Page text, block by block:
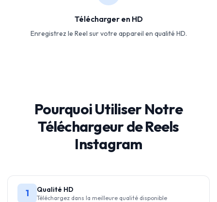
Télécharger en HD
Enregistrez le Reel sur votre appareil en qualité HD.
Pourquoi Utiliser Notre
Téléchargeur de Reels
Instagram
1 Qualité HD
Téléchargez dans la meilleure qualité disponible